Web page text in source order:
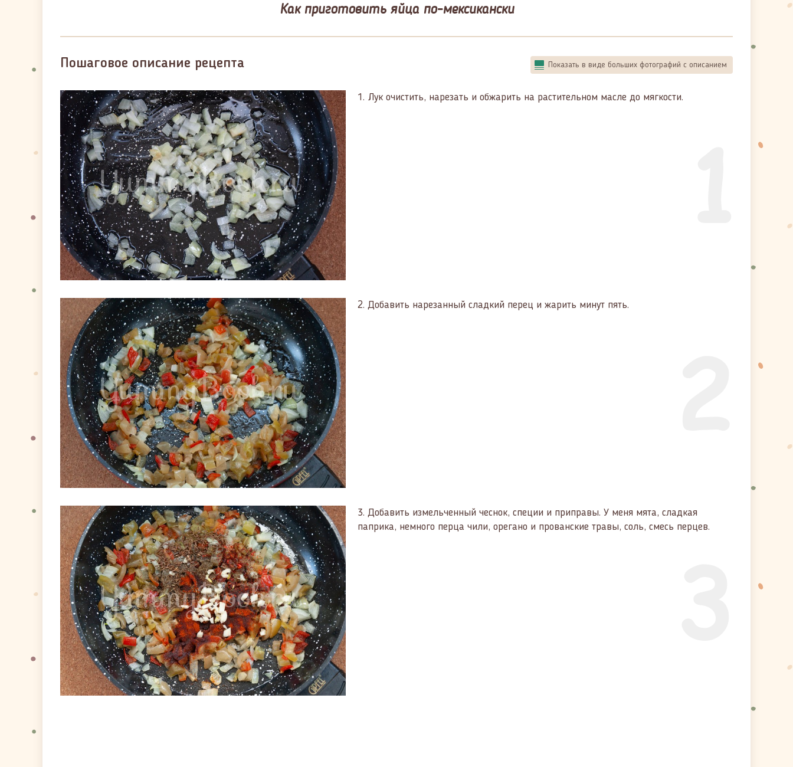
Как приготовить яйца по-мексикански
Пошаговое описание рецепта Показать в виде больших фотографий с описанием
1. Лук очистить, нарезать и обжарить на растительном масле до мягкости.
2. Добавить нарезанный сладкий перец и жарить минут пять.
3. Добавить измельченный чеснок, специи и приправы. У меня мята, сладкая
паприка, немного перца чили, орегано и прованские травы, соль, смесь перцев.